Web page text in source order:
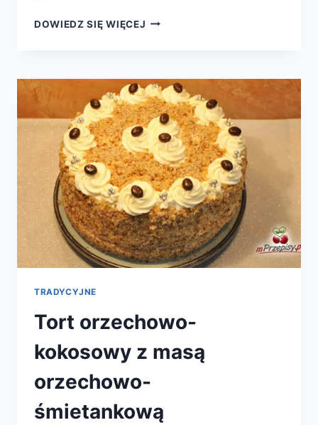
DOWIEDZ SIĘ WIĘCEJ CIASTO
TRADYCYJNE
Tort orzechowo-
kokosowy z masą
orzechowo-
śmietankową